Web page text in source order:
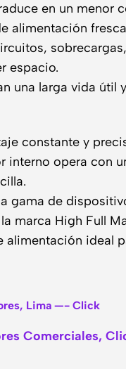
en un menor
alimentación
espacio.
una larga vida útil
constante y
interno opera con
gama de
marca High Full
alimentación ideal
Lima —- Click
Comerciales,